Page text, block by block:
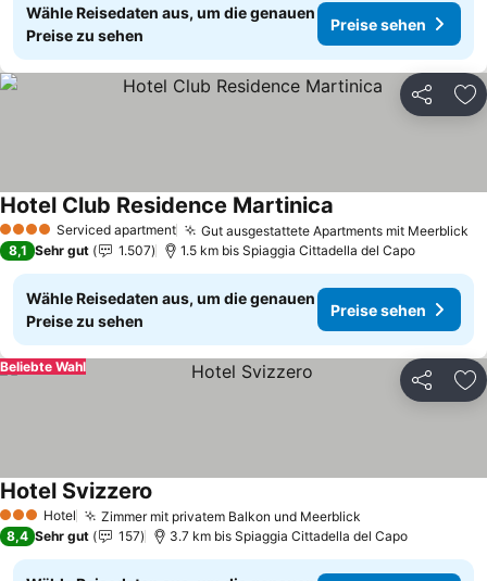
Wähle Reisedaten aus, um die genauen
Preise zu sehen
Preise sehen
Teilen
4 Sterne Serviced apartment Gut ausgestattete Apartments mit Meerblick
Hotel Club Residence Martinica
8,1 Sehr gut 1.507 1.5 km bis Spiaggia Cittadella del Capo
Wähle Reisedaten aus, um die genauen
Preise zu sehen
Preise sehen
Teilen
Beliebte Wahl
3 SterneHotel Zimmer mit privatem Balkon und Meerblick
Hotel Svizzero
8,4 Sehr gut 157 3.7 km bis Spiaggia Cittadella del Capo